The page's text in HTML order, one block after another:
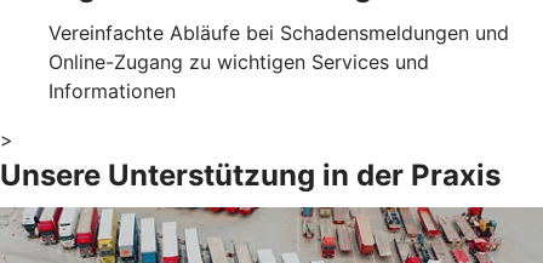
Vereinfachte Abläufe bei Schadensmeldungen und
Online-Zugang zu wichtigen Services und
Informationen
>
Unsere Unterstützung in der Praxis